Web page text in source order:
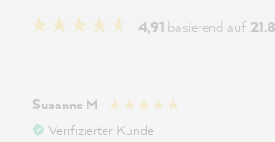
4,91 basierend auf
Susanne M
Verifizierter Kunde